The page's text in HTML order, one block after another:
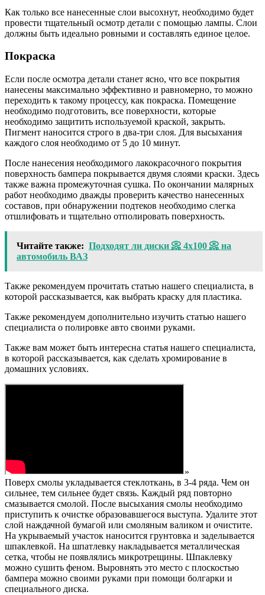
Как только все нанесенные слои высохнут, необходимо будет
провести тщательный осмотр детали с помощью лампы. Слои
должны быть идеально ровными и составлять единое целое.
Покраска
Если после осмотра детали станет ясно, что все покрытия
нанесены максимально эффективно и равномерно, то можно
переходить к такому процессу, как покраска. Помещение
необходимо подготовить, все поверхности, которые
необходимо защитить используемой краской, закрыть.
Пигмент наносится строго в два-три слоя. Для высыхания
каждого слоя необходимо от 5 до 10 минут.
После нанесения необходимого лакокрасочного покрытия
поверхность бампера покрывается двумя слоями краски. Здесь
также важна промежуточная сушка. По окончании малярных
работ необходимо дважды проверить качество нанесенных
составов, при обнаружении подтеков необходимо слегка
отшлифовать и тщательно отполировать поверхность.
Читайте также: Подходят ли диски 📀 4х100 📀 на
автомобиль ВАЗ
Также рекомендуем прочитать статью нашего специалиста, в
которой рассказывается, как выбрать краску для пластика.
Также рекомендуем дополнительно изучить статью нашего
специалиста о полировке авто своими руками.
Также вам может быть интересна статья нашего специалиста,
в которой рассказывается, как сделать хромирование в
домашних условиях.
»
Поверх смолы укладывается стеклоткань, в 3-4 ряда. Чем он
сильнее, тем сильнее будет связь. Каждый ряд повторно
смазывается смолой. После высыхания смолы необходимо
приступить к очистке образовавшегося выступа. Удалите этот
слой наждачной бумагой или смоляным валиком и очистите.
На укрываемый участок наносится грунтовка и заделывается
шпаклевкой. На шпатлевку накладывается металлическая
сетка, чтобы не появлялись микротрещины. Шпаклевку
можно сушить феном. Выровнять это место с плоскостью
бампера можно своими руками при помощи болгарки и
специального диска.